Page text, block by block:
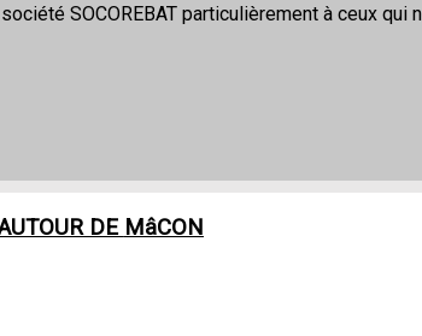
SOCOREBAT particulièrement à ceux qui
DE MâCON